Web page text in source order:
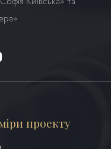
Київська» та
проекту